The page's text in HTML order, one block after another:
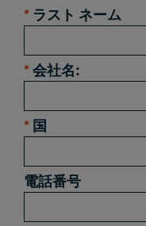
* ラスト ネーム
* 会社名:
* 国
電話番号